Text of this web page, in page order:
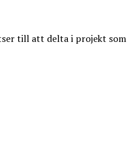
till att delta i projekt som